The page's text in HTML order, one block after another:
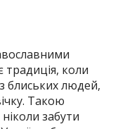
традиція, коли
блиських людей,
Такою
забути